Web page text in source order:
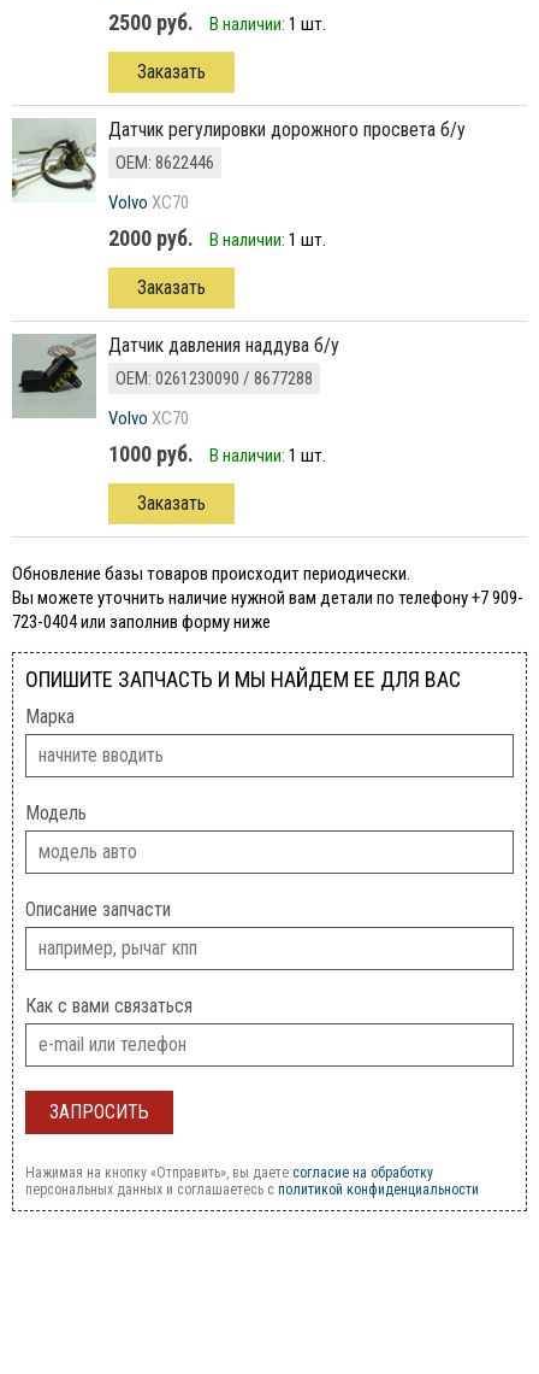
2500 руб. В наличии: 1 шт.
Заказать
датчик регулировки дорожного просвета б/у
ОЕМ: 8622446
Volvo XC70
2000 руб. В наличии: 1 шт.
Заказать
датчик давления наддува б/у
ОЕМ: 0261230090 / 8677288
Volvo XC70
1000 руб. В наличии: 1 шт.
Заказать
Обновление базы товаров происходит периодически.
Вы можете уточнить наличие нужной вам детали по телефону +7 909-
723-0404 или заполнив форму ниже
ОПИШИТЕ ЗАПЧАСТЬ И МЫ НАЙДЕМ ЕЕ ДЛЯ ВАС
Марка
Модель
Описание запчасти
Как с вами связаться
Нажимая на кнопку «Отправить», вы даете согласие на обработку
персональных данных и соглашаетесь c политикой конфиденциальности